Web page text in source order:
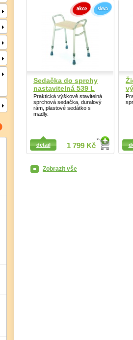
Sedačka do sprchy
nastavitelná 539 L
Praktická výškově stavitelná
sprchová sedačka, duralový
rám, plastové sedátko s
madly.
1 799 Kč
detail
Detail
Zobrazit vše